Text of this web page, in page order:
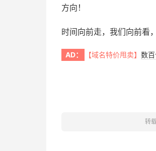
方向！
时间向前走，我们向前看
AD： 【域名特价甩卖】 数
转